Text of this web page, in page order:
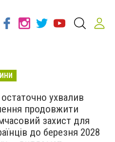
ухвалив
продовжити
захист для
до березня 2028